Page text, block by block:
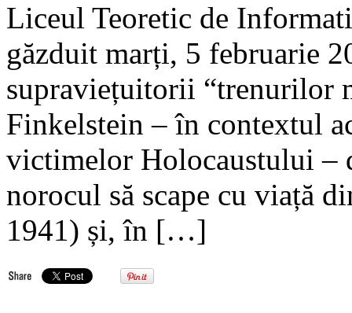
Liceul Teoretic de
găzduit marți, 5 februarie
supraviețuitorii “trenurilor
Finkelstein – în contextul
victimelor Holocaustului –
norocul să scape cu viață
1941) și, în […]